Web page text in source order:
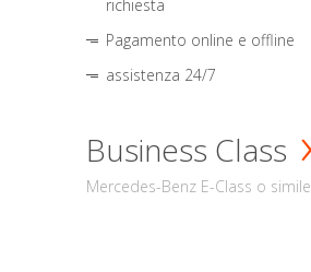
richiesta
Pagamento online e offline
assistenza 24/7
Business Class
Mercedes-Benz E-Class o simile